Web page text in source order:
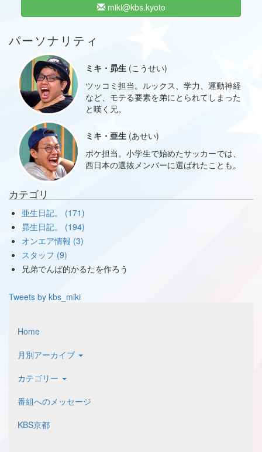
miki@kbs.kyoto
パーソナリティ
ミキ・昴生 (こうせい)
ツッコミ担当。ルックス、学力、運動神経
など、モテる要素を弟にとられてしまった
と嘆く兄。
ミキ・亜生 (あせい)
ボケ担当。小学生で始めたサッカーでは、
西日本の選抜メンバーに選ばれたことも。
カテゴリ
亜生日記。 (171)
昴生日記。 (194)
オンエア情報 (3)
スタッフ (9)
兄弟でんぱ的かるたを作ろう
Tweets by kbs_miki
Home
月別アーカイブ
カテゴリー
番組へのメッセージ
KBS京都